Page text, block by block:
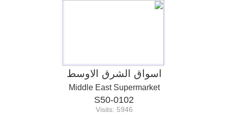
اسواق الشرق الاوسط
Middle East Supermarket
S50-0102
Visits: 5946